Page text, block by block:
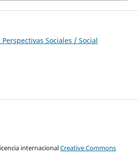
Sociales / Social
internacionalCreative Commons